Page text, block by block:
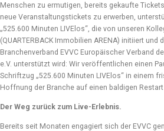
Menschen zu ermutigen, bereits gekaufte
neue Veranstaltungstickets zu erwerben,
„525.600 Minuten LIVElos“, die von unseren
(QUARTERBACK Immobilien ARENA) initiiert und
Branchenverband EVVC Europäischer Verband
e.V. unterstützt wird: Wir veröffentlichen einen
Schriftzug „525.600 Minuten LIVElos“ in einem
Hoffnung der Branche auf einen baldigen Restart
Der Weg zurück zum Live-Erlebnis.
Bereits seit Monaten engagiert sich der EVVC